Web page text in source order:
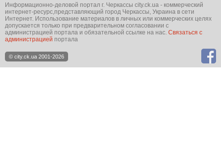
Информационно-деловой портал г. Черкассы city.ck.ua - коммерческий
интернет-ресурс,представляющий город Черкассы, Украина в сети
Интернет. Использование материалов в личных или коммерческих целях
допускается только при предварительном согласовании с
администрацией портала и обязательной ссылке на нас. Связаться с
администрацией портала
© city.ck.ua 2001-2026